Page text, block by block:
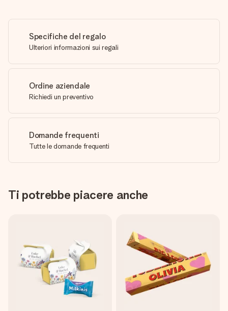
Specifiche del regalo
Ulteriori informazioni sui regali
Ordine aziendale
Richiedi un preventivo
Domande frequenti
Tutte le domande frequenti
Ti potrebbe piacere anche